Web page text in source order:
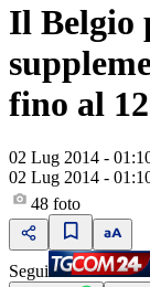
Il Belgio
fino al
02 Lug 2014 -
02 Lug 2014 -
48 foto
Segui